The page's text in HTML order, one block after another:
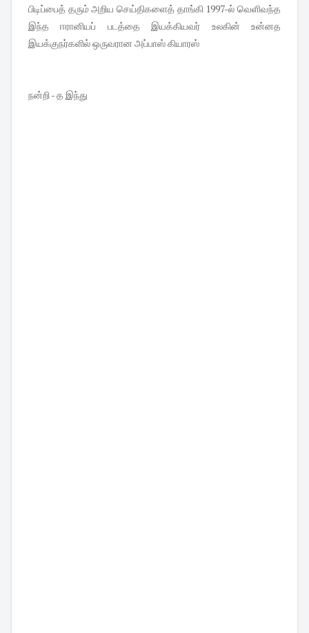
பிடிப்பைத் தரும் அறிய செய்திகளைத் தாங்கி 1997-ல் வெளிவந்த
இந்த ஈரானியப் படத்தை இயக்கியவர் உலகின் உன்னத
இயக்குநர்களில் ஒருவரான அப்பாஸ் கியாரஸ்
நன்றி - த இந்து